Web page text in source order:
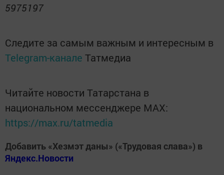
5975197
Следите за самым важным и интересным в
Telegram-канале Татмедиа
Читайте новости Татарстана в
национальном мессенджере MАХ:
https://max.ru/tatmedia
Добавить «Хезмэт даны» («Трудовая слава») в
Яндекс.Новости